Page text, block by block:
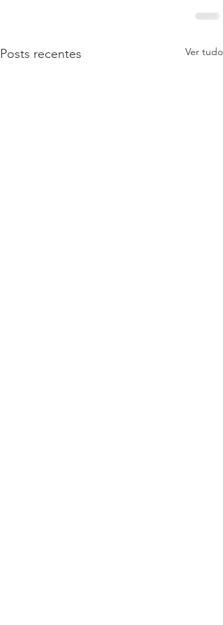
Posts recentes Ver tudo